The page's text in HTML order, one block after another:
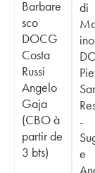
Barbare
sco
DOCG
Costa
Russi
Angelo
Gaja
(CBO à
partir de
3 bts)
di
ino
-
e